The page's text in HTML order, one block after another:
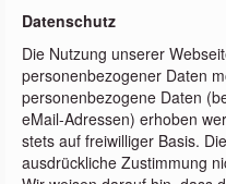
Datenschutz
Die Nutzung unserer
personenbezogener Daten
personenbezogene Daten
eMail-Adressen) erhoben
stets auf freiwilliger Basis.
ausdrückliche Zustimmung